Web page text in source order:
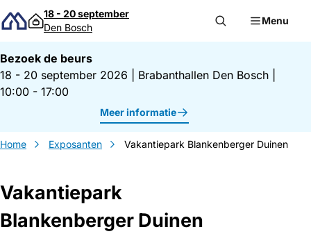
Direct naar inhoud
18 - 20 september
Den Bosch
Menu
Bezoek de beurs
18 - 20 september 2026
Brabanthallen Den Bosch
10:00 - 17:00
Meer informatie
Home Exposanten Vakantiepark Blankenberger Duinen
Vakantiepark
Blankenberger Duinen